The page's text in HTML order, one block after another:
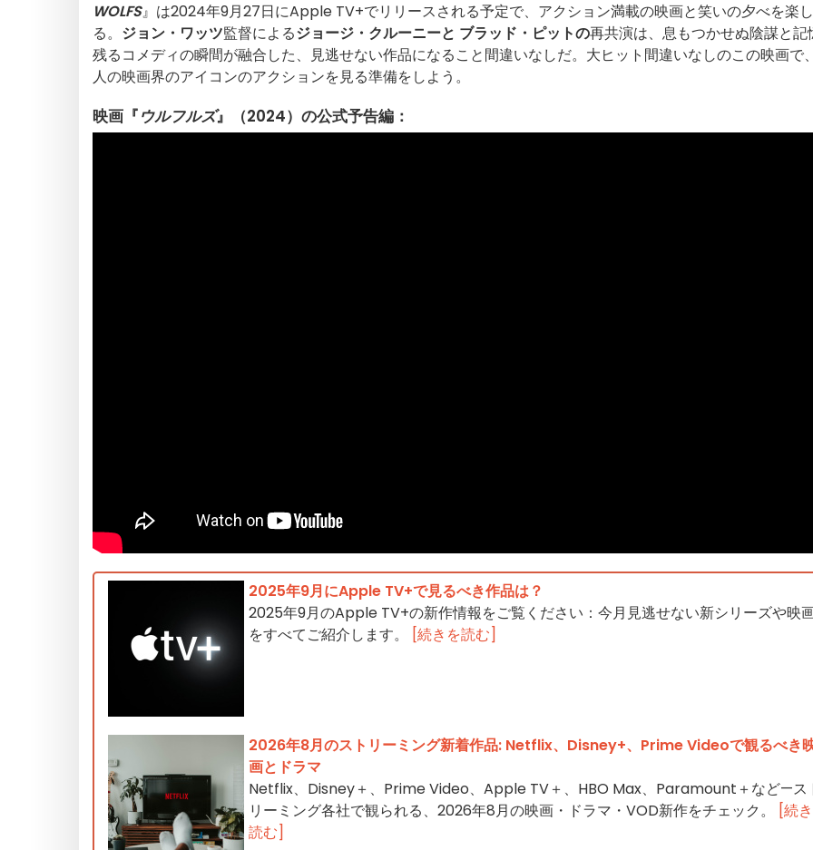
WOLFS』は2024年9月27日にApple TV+でリリースされる予定で、アクション満載の映画と笑いの夕べを楽
る。 ジョン・ワッツ監督によるジョージ・クルーニーと ブラッド・ピットの再共演は、息もつかせぬ陰謀と記
残るコメディの瞬間が融合した、見逃せない作品になること間違いなしだ。大ヒット間違いなしのこの映画で
人の映画界のアイコンのアクションを見る準備をしよう。
映画『ウルフルズ』（2024）の公式予告編：
2025年9月にApple TV+で見るべき作品は？
2025年9月のApple TV+の新作情報をご覧ください：今月見逃せない新シリーズや映
をすべてご紹介します。
[続きを読む]
2026年8月のストリーミング新着作品: Netflix、Disney+、Prime Videoで観るべき
画とドラマ
Netflix、Disney＋、Prime Video、Apple TV＋、HBO Max、Paramount＋など—ス
リーミング各社で観られる、2026年8月の映画・ドラマ・VOD新作をチェック。
[続
読む]